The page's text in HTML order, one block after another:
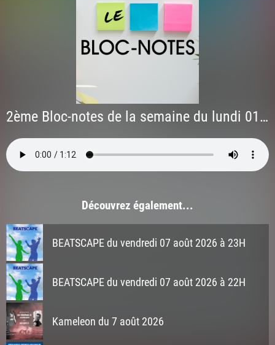
2ème Bloc-notes de la semaine du lundi 01 juin 2026
Découvrez également...
BEATSCAPE du vendredi 07 août 2026 à 23H
BEATSCAPE du vendredi 07 août 2026 à 22H
Kameleon du 7 août 2026